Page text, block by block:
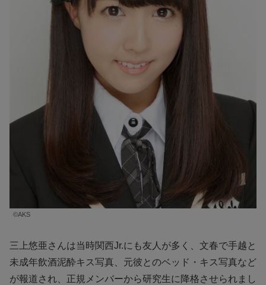
©️AKS
三上悠亜さんは当時関西Jr.にも友人が多く、文春で手越と
未成年飲酒泥酔キス写真、元彼とのベッド・キス写真など
が報道され、正規メンバーから研究生に降格させられまし